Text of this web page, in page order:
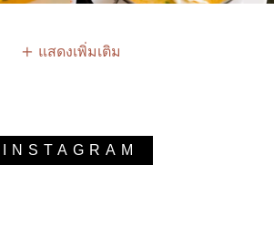
แสดงเพิ่มเติม
INSTAGRAM